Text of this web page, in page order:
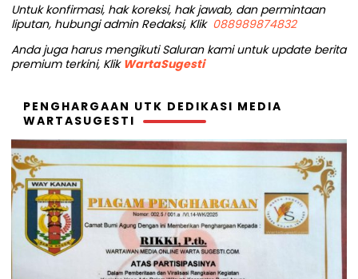
Untuk konfirmasi, hak koreksi, hak jawab, dan permintaan
liputan, hubungi admin Redaksi, Klik 088989874832
Anda juga harus mengikuti Saluran kami untuk update berita
premium terkini, Klik WartaSugesti
PENGHARGAAN UTK DEDIKASI MEDIA
WARTASUGESTI